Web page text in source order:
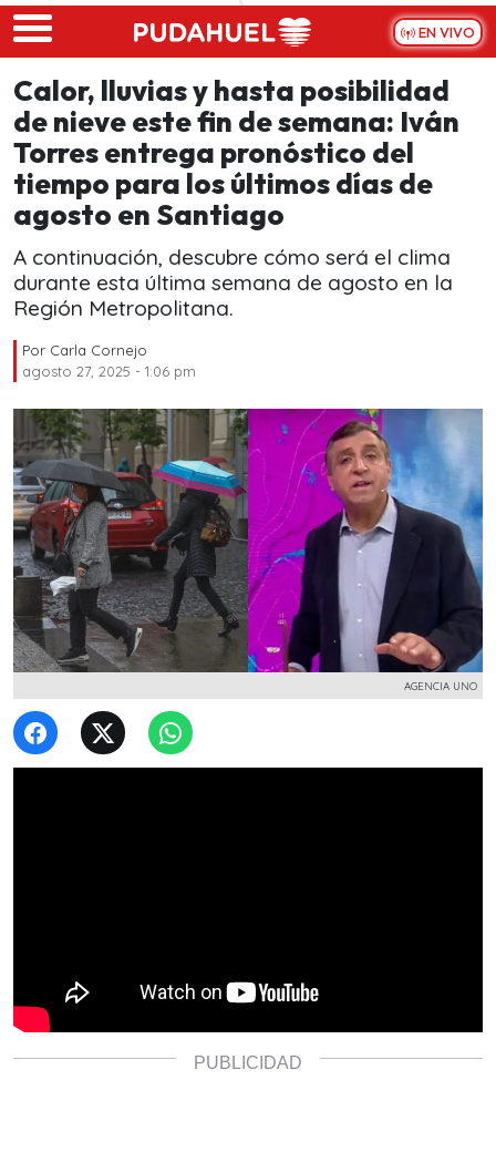
Skip to main content
EN VIVO
Calor, lluvias y hasta posibilidad
de nieve este fin de semana: Iván
Torres entrega pronóstico del
tiempo para los últimos días de
agosto en Santiago
A continuación, descubre cómo será el clima
durante esta última semana de agosto en la
Región Metropolitana.
Por Carla Cornejo
agosto 27, 2025 - 1:06 pm
AGENCIA UNO